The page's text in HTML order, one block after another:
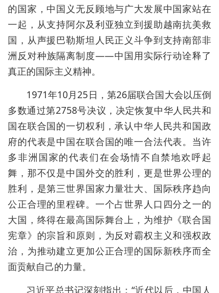
的国家，中国义无反顾地与广大发展中国家站在
一起，从支持阿尔及利亚独立到援助越南抗美救
国，从声援巴勒斯坦人民正义斗争到支持南部非
洲反对种族隔离制度——中国用实际行动诠释了
真正的国际主义精神。
1971年10月25日，第26届联合国大会以压倒
多数通过第2758号决议，决定恢复中华人民共和
国在联合国的一切权利，承认中华人民共和国政
府的代表是中国在联合国的唯一合法代表。当许
多非洲国家的代表们在会场情不自禁地欢呼起
舞，那不仅是中国外交的胜利，更是世界公理的
胜利，是第三世界国家力量壮大、国际秩序趋向
公正合理的里程碑。一个占世界人口四分之一的
大国，终得在最高国际舞台上，为维护《联合国
宪章》的宗旨和原则，为反对霸权主义和强权政
治，为推动建立更加公正合理的国际新秩序而全
面贡献自己的力量。
习近平总书记深刻指出：“近代以后，中国人